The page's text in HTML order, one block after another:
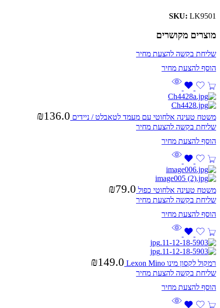
SKU: LK9501
מוצרים מקושרים
שליחת בקשה להצעת מחיר
משטח טעינה אלחוטי עם מעמד לטאבלט / ניידים ₪136.0
שליחת בקשה להצעת מחיר
משטח טעינה אלחוטי כפול ₪79.0
שליחת בקשה להצעת מחיר
רמקול לקסון מינו Lexon Mino ₪149.0
שליחת בקשה להצעת מחיר